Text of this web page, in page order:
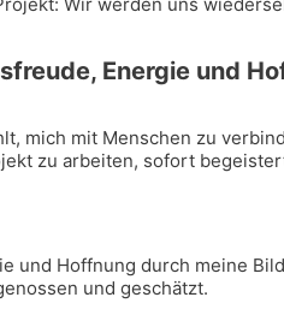
Ener­gie und
mich mit Men­schen zu
zu arbei­ten, sofort
und Hoff­nung durch mei­ne
und geschätzt.